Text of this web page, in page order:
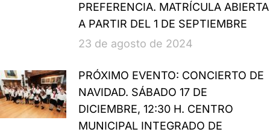
PREFERENCIA. MATRÍCULA ABIERTA
A PARTIR DEL 1 DE SEPTIEMBRE
23 de agosto de 2024
PRÓXIMO EVENTO: CONCIERTO DE
NAVIDAD. SÁBADO 17 DE
DICIEMBRE, 12:30 H. CENTRO
MUNICIPAL INTEGRADO DE